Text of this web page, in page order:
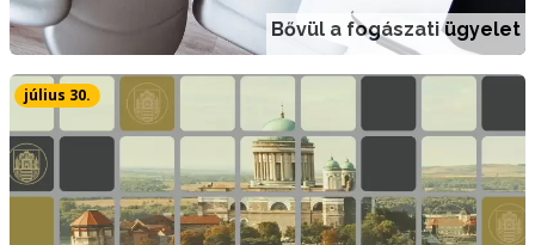
Bővül a fogászati ügyelet
július 30.